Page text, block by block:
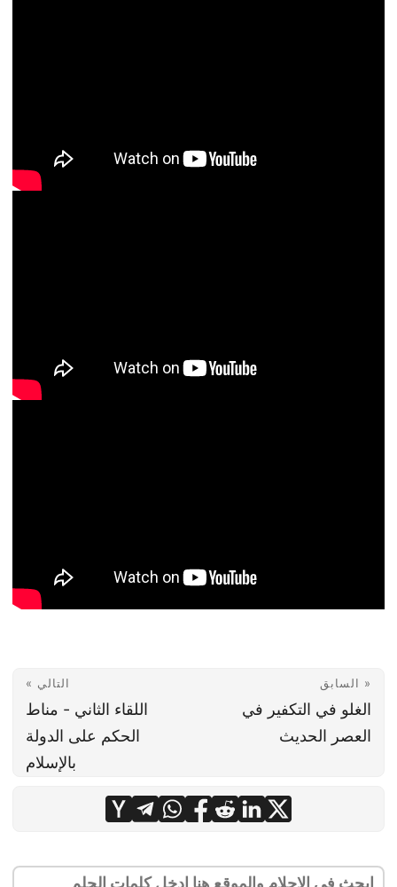
« السابق
الغلو في التكفير في
العصر الحديث
التالي »
اللقاء الثاني - مناط
الحكم على الدولة
بالإسلام